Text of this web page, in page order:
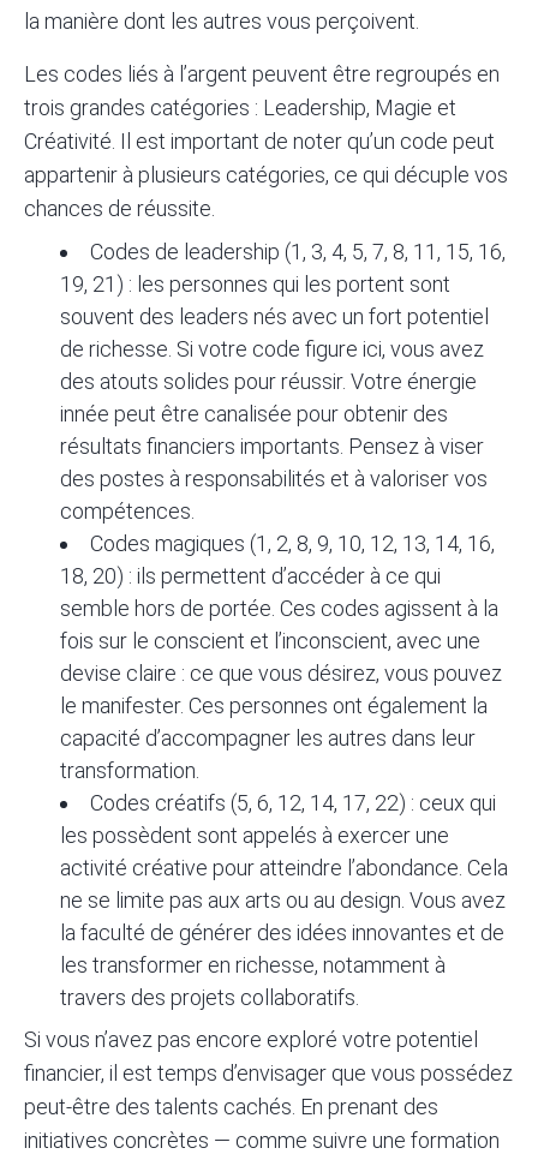
la manière dont les autres vous perçoivent.
Les codes liés à l’argent peuvent être regroupés en
trois grandes catégories : Leadership, Magie et
Créativité. Il est important de noter qu’un code peut
appartenir à plusieurs catégories, ce qui décuple vos
chances de réussite.
Codes de leadership (1, 3, 4, 5, 7, 8, 11, 15, 16,
19, 21) : les personnes qui les portent sont
souvent des leaders nés avec un fort potentiel
de richesse. Si votre code figure ici, vous avez
des atouts solides pour réussir. Votre énergie
innée peut être canalisée pour obtenir des
résultats financiers importants. Pensez à viser
des postes à responsabilités et à valoriser vos
compétences.
Codes magiques (1, 2, 8, 9, 10, 12, 13, 14, 16,
18, 20) : ils permettent d’accéder à ce qui
semble hors de portée. Ces codes agissent à la
fois sur le conscient et l’inconscient, avec une
devise claire : ce que vous désirez, vous pouvez
le manifester. Ces personnes ont également la
capacité d’accompagner les autres dans leur
transformation.
Codes créatifs (5, 6, 12, 14, 17, 22) : ceux qui
les possèdent sont appelés à exercer une
activité créative pour atteindre l’abondance. Cela
ne se limite pas aux arts ou au design. Vous avez
la faculté de générer des idées innovantes et de
les transformer en richesse, notamment à
travers des projets collaboratifs.
Si vous n’avez pas encore exploré votre potentiel
financier, il est temps d’envisager que vous possédez
peut-être des talents cachés. En prenant des
initiatives concrètes — comme suivre une formation